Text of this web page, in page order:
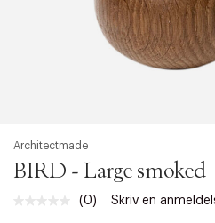
Architectmade
BIRD - Large smoked
Ingen
(0) Skriv en